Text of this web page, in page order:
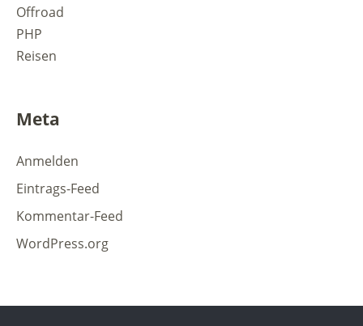
Offroad
PHP
Reisen
Meta
Anmelden
Eintrags-Feed
Kommentar-Feed
WordPress.org